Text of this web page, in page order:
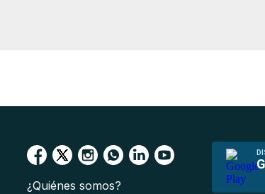
¿Quiénes somos?